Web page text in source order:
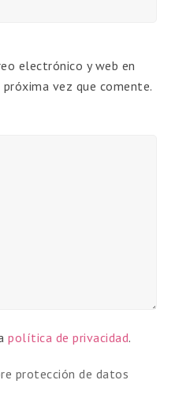
electrónico y web en
vez que comente.
política de privacidad.
protección de datos